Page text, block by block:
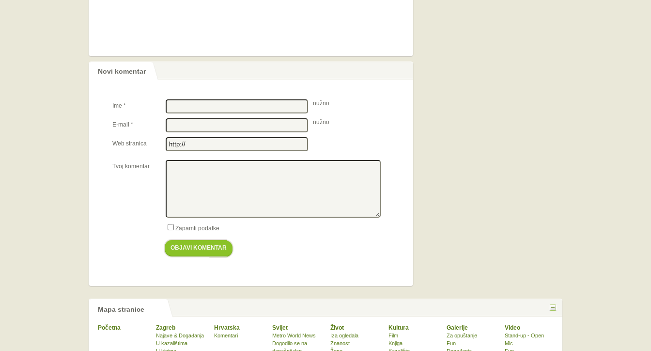
Novi komentar
Ime * nužno
E-mail * nužno
Web stranica
Tvoj komentar
Zapamti podatke
OBJAVI KOMENTAR
Mapa stranice
Početna Zagreb
Najave & Događanja
U kazalištima
Hrvatska
Komentari
Svijet
Metro World News
Dogodilo se na
Život
Iza ogledala
Znanost
Kultura
Film
Knjiga
Galerije
Za opuštanje
Fun
Video
Stand-up - Open
Mic